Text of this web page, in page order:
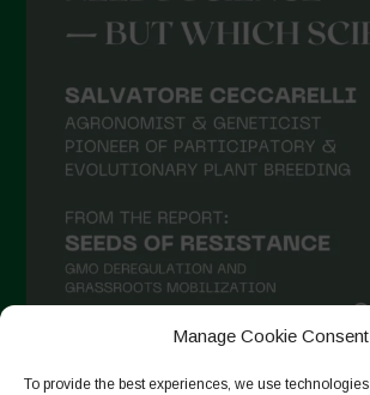
Manage Cookie Consent
To provide the best experiences, we use
Luglio 2021
Aprile 2021
Febbraio 2021
Gennaio 2021